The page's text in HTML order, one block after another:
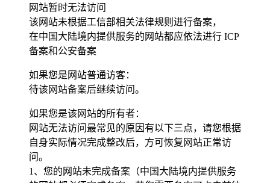
网站暂时无法访问
该网站未根据工信部相关法律规则进行备案，
在中国大陆境内提供服务的网站都应依法进行 ICP
备案和公安备案
如果您是网站普通访客：
待该网站备案后继续访问。
如果您是该网站的所有者：
网站无法访问最常见的原因有以下三点，请您根据
自身实际情况完成整改后，方可恢复网站正常访
问。
1、您的网站未完成备案（中国大陆境内提供服务